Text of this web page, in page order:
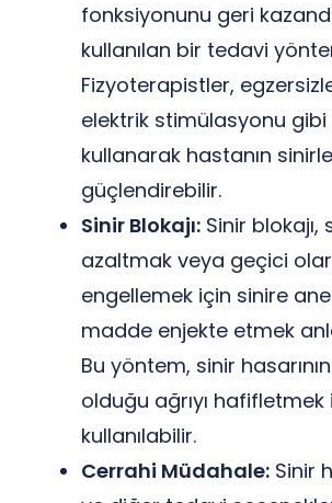
fonksiyonunu geri
kullanılan bir tedavi
Fizyoterapistler,
elektrik stimülasyonu gibi
kullanarak hastanın
güçlendirebilir.
Sinir Blokajı: Sinir blokajı,
azaltmak veya geçici
engellemek için sinire
madde enjekte etmek
Bu yöntem, sinir
olduğu ağrıyı hafifletmek
kullanılabilir.
Cerrahi Müdahale: Sinir